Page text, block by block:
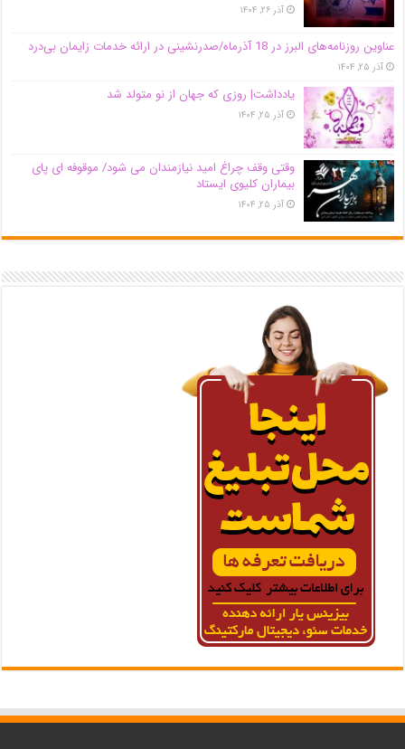
آذر ۲۶, ۱۴۰۴
عناوین روزنامه‌های البرز در ‌18 آذرماه/صدرنشینی در ارائه خدمات زایمان بی‌درد
آذر ۲۵, ۱۴۰۴
یادداشت| روزی که جهان از نو متولد شد
آذر ۲۵, ۱۴۰۴
وقتی وقف چراغ امید نیازمندان می شود/ موقوفه ای پای
بیماران کلیوی ایستاد
آذر ۲۵, ۱۴۰۴